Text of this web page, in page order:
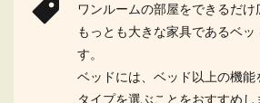
一人暮らしの為の
く使う方法や収納
ワンルームの部屋をできるだけ
もっとも大きな家具であるベ
す。
ベッドには、ベッド以上の機能
タイプを選ぶことをおすすめし